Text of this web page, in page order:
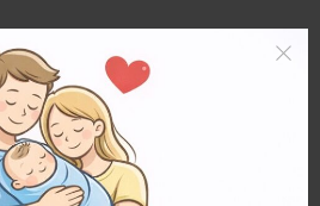
“NP8 Nand Non-
for iPhone 8”